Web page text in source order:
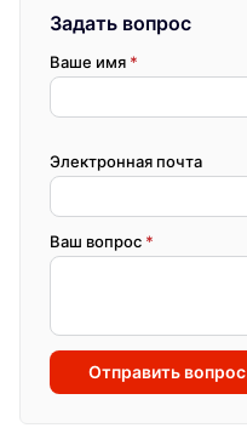
Задать вопрос
Ваше имя *
Электронная почта
Ваш вопрос *
Отправить вопрос